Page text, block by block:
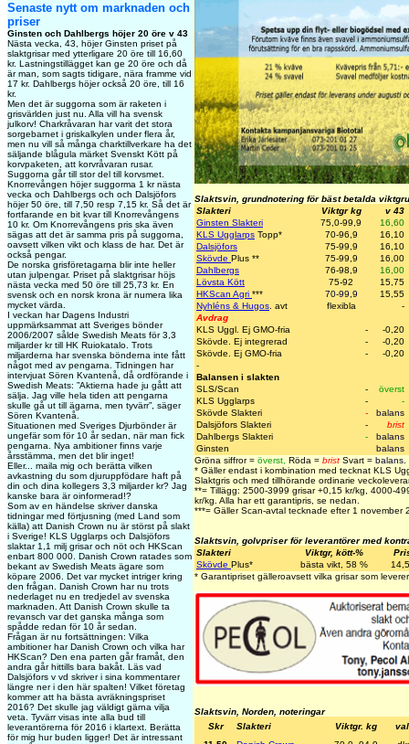
Senaste nytt om marknaden och
priser
Ginsten och Dahlbergs höjer 20 öre v 43
Nästa vecka, 43, höjer Ginsten priset på
slaktgrisar med ytterligare 20 öre till 16,60
kr. Lastningstillägget kan ge 20 öre och då
är man, som sagts tidigare, nära framme vid
17 kr. Dahlbergs höjer också 20 öre, till 16
kr.
Men det är suggorna som är raketen i
grisvärlden just nu. Alla vill ha svensk
julkorv! Charkråvaran har varit det stora
sorgebarnet i griskalkylen under flera år,
men nu vill så många charktillverkare ha det
säljande blågula märket Svenskt Kött på
korvpaketen, att korvråvaran rusar.
Suggorna går till stor del till korvsmet.
Knorrevången höjer suggorma 1 kr nästa
vecka och Dahlbergs och och Dalsjöfors
höjer 50 öre, till 7,50 resp 7,15 kr. Så det är
fortfarande en bit kvar till Knorrevångens
10 kr. Om Knorrevångens pris ska även
sägas att det är samma pris på suggorna,
oavsett vilken vikt och klass de har. Det är
också pengar.
De norska grisföretagarna blir inte heller
utan julpengar. Priset på slaktgrisar höjs
nästa vecka med 50 öre till 25,73 kr. En
svensk och en norsk krona är numera lika
mycket värda.
I veckan har Dagens Industri
uppmärksammat att Sveriges bönder
2006/2007 sålde Swedish Meats för 3,3
miljarder kr till HK Ruiokatalo. Trots
miljarderna har svenska bönderna inte fått
något med av pengarna. Tidningen har
intervjuat Sören Kvantenå, då ordförande i
Swedish Meats: ”Aktierna hade ju gått att
sälja. Jag ville hela tiden att pengarna
skulle gå ut till ägarna, men tyvärr”, säger
Sören Kvantenå.
Situationen med Sveriges Djurbönder är
ungefär som för 10 år sedan, när man fick
pengarna. Nya ambitioner finns varje
årsstämma, men det blir inget!
Eller... maila mig och berätta vilken
avkastning du som djuruppfödare haft på
din och dina kollegers 3,3 miljarder kr? Jag
kanske bara är oinformerad!?
Som av en händelse skriver danska
tidningar med förtjusning (med Land som
källa) att Danish Crown nu är störst på slakt
i Sverige! KLS Ugglarps och Dalsjöfors
slaktar 1,1 milj grisar och nöt och HKScan
enbart 800 000. Danish Crown ratades som
bekant av Swedish Meats ägare som
köpare 2006. Det var mycket intriger kring
den frågan. Danish Crown har nu trots
nederlaget nu en tredjedel av svenska
marknaden. Att Danish Crown skulle ta
revansch var det ganska många som
spådde redan för 10 år sedan.
Frågan är nu fortsättningen: Vilka
ambitioner har Danish Crown och vilka har
HKScan? Den ena parten går framåt, den
andra går hittills bara bakåt. Läs vad
Dalsjöfors v vd skriver i sina kommentarer
längre ner i den här spalten! Vilket företag
kommer att ha bästa avräkningspriset
2016? Det skulle jag väldigt gärna vilja
veta. Tyvärr visas inte alla bud till
leverantörerna för 2016 i klartext. Berätta
för mig hur buden ligger! Det är intressant
Slaktsvin, grundnotering för bäst betalda
Slakteri
Viktgr kg
v 43
Ginsten Slakteri
75,0-99,9
16,60
KLS Ugglarps Topp* 70-96,9
16,10
Dalsjöfors
75-99,9
16,10
Skövde Plus ** 75-99,9
16,00
Dahlbergs
76-98,9
16,00
Lövsta Kött
75-92
15,75
HKScan Agri *** 70-99,9
15,55
Nyhléns & Hugos . avt flexibla
-
Avdrag
KLS Uggl. Ej GMO-fria
-
-0,20
Skövde. Ej integrerad
-
-0,20
Skövde. Ej GMO-fria
-
-0,20
-
Balansen i slakten
SLS/Scan
-
överst
KLS Ugglarps
-
-
Skövde Slakteri
-
balans
Dalsjöfors Slakteri
-
brist
Dahlbergs Slakteri
-
balans
Ginsten
balans
Gröna siffror = överst Röda = brist Svart = balans
* Gäller endast i kombination med tecknat KLS
Slaktgris och med tillhörande ordinarie
**= Tillägg: 2500-3999 grisar +0,15 kr/kg, 4000-
kr/kg. Alla har ett garantipris, se nedan.
***= Gäller Scan-avtal tecknade efter 1 november
Slaktsvin, golvpriser för leverantörer med
Slakteri
Viktgr, kött-%
Skövde Plus* bästa vikt, 58 %
* Garantipriset gälleroavsett vilka grisar som
Slaktsvin, Norden, noteringar
Skr
Slakteri Viktgr. kg